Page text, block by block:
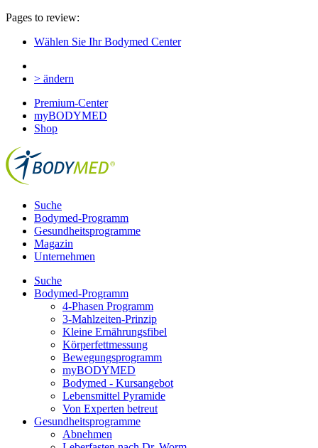
Pages to review:
Wählen Sie Ihr Bodymed Center
> ändern
Premium-Center
myBODYMED
Shop
Suche
Bodymed-Programm
Gesundheitsprogramme
Magazin
Unternehmen
Suche
Bodymed-Programm
4-Phasen Programm
3-Mahlzeiten-Prinzip
Kleine Ernährungsfibel
Körperfettmessung
Bewegungsprogramm
myBODYMED
Bodymed - Kursangebot
Lebensmittel Pyramide
Von Experten betreut
Gesundheitsprogramme
Abnehmen